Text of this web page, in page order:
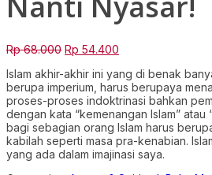
Rp68.000 Original
was:
Rp 68.000.
Rp 54.400
is:
Rp 54.400.
Islam akhir-akhir ini yang di benak
berupa imperium, harus berupaya
proses-proses indoktrinasi bahkan
dengan kata “kemenangan Islam” atau
bagi sebagian orang Islam harus
kabilah seperti masa pra-kenabian.
yang ada dalam imajinasi saya.